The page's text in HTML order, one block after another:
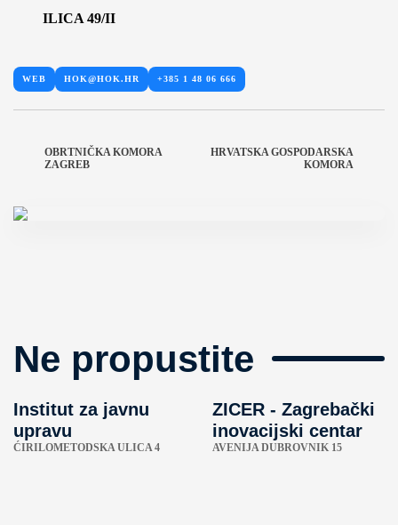
ILICA 49/II
WEB HOK@HOK.HR +385 1 48 06 666
OBRTNIČKA KOMORA
ZAGREB
HRVATSKA GOSPODARSKA
KOMORA
Ne propustite
Institut za javnu
upravu
ĆIRILOMETODSKA ULICA 4
ZICER - Zagrebački
inovacijski centar
AVENIJA DUBROVNIK 15